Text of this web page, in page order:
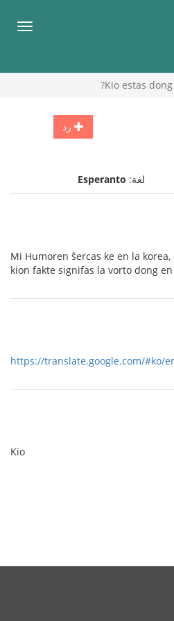
قائمة
Kio estas dong?
رد
لغة: Esperanto
Mi Humoren ŝercas ke en la
kion fakte signifas la vorto dong en
https://translate.google.com/#ko/
Kio